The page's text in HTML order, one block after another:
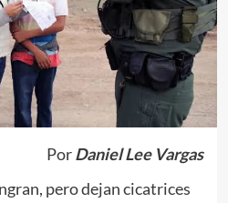
PorDaniel Lee Vargas
pero dejan cicatrices